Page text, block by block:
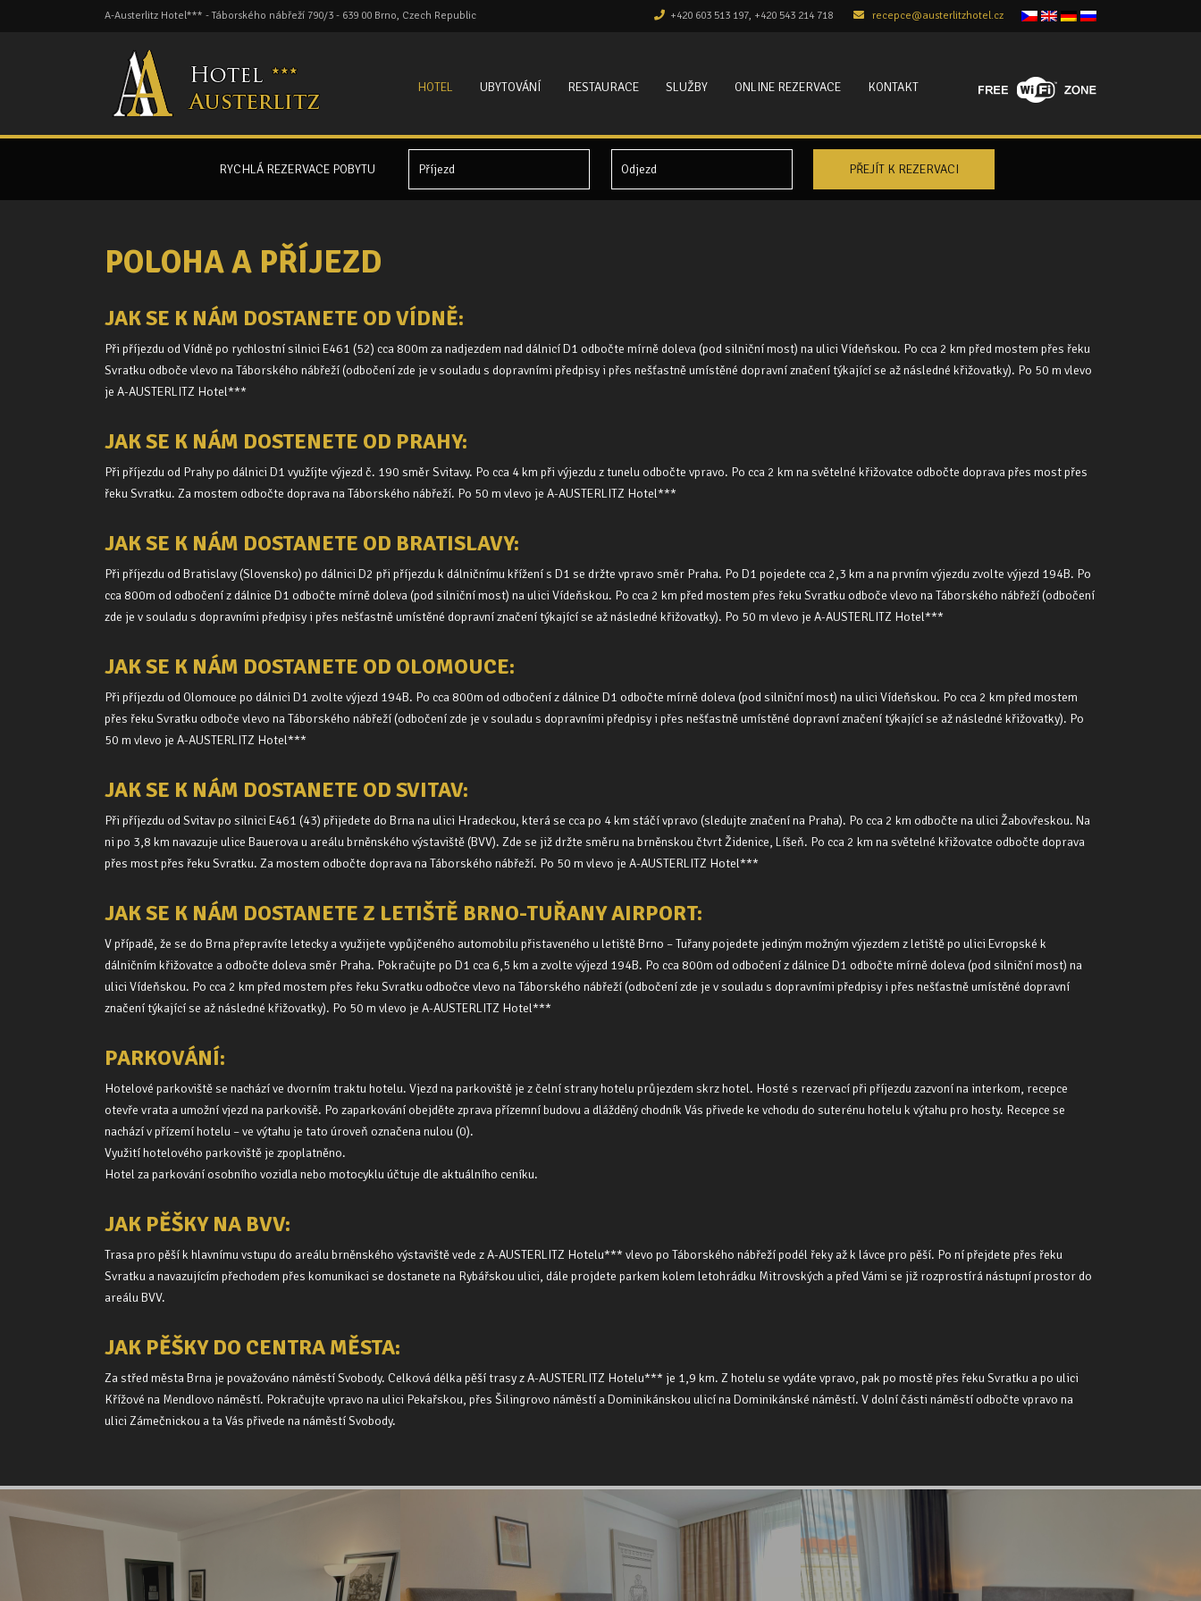
A-Austerlitz Hotel*** - Táborského nábřeží 790/3 - 639 00 Brno, Czech Republic +420 603 513 197, +420 543 214 718 recepce@austerlitzhotel.cz
HOTEL UBYTOVÁNÍ RESTAURACE SLUŽBY ONLINE REZERVACE KONTAKT
RYCHLÁ REZERVACE POBYTU
POLOHA A PŘÍJEZD
JAK SE K NÁM DOSTANETE OD VÍDNĚ:
Při příjezdu od Vídně po rychlostní silnici E461 (52) cca 800m za nadjezdem nad dálnicí D1 odbočte mírně doleva (pod silniční most) na ulici Vídeňskou. Po cca 2 km před mostem přes řeku
Svratku odboče vlevo na Táborského nábřeží (odbočení zde je v souladu s dopravními předpisy i přes nešťastně umístěné dopravní značení týkající se až následné křižovatky). Po 50 m vlevo
je A-AUSTERLITZ Hotel***
JAK SE K NÁM DOSTENETE OD PRAHY:
Při příjezdu od Prahy po dálnici D1 využíjte výjezd č. 190 směr Svitavy. Po cca 4 km při výjezdu z tunelu odbočte vpravo. Po cca 2 km na světelné křižovatce odbočte doprava přes most přes
řeku Svratku. Za mostem odbočte doprava na Táborského nábřeží. Po 50 m vlevo je A-AUSTERLITZ Hotel***
JAK SE K NÁM DOSTANETE OD BRATISLAVY:
Při příjezdu od Bratislavy (Slovensko) po dálnici D2 při příjezdu k dálničnímu křížení s D1 se držte vpravo směr Praha. Po D1 pojedete cca 2,3 km a na prvním výjezdu zvolte výjezd 194B. Po
cca 800m od odbočení z dálnice D1 odbočte mírně doleva (pod silniční most) na ulici Vídeňskou. Po cca 2 km před mostem přes řeku Svratku odboče vlevo na Táborského nábřeží (odbočení
zde je v souladu s dopravními předpisy i přes nešťastně umístěné dopravní značení týkající se až následné křižovatky). Po 50 m vlevo je A-AUSTERLITZ Hotel***
JAK SE K NÁM DOSTANETE OD OLOMOUCE:
Při příjezdu od Olomouce po dálnici D1 zvolte výjezd 194B. Po cca 800m od odbočení z dálnice D1 odbočte mírně doleva (pod silniční most) na ulici Vídeňskou. Po cca 2 km před mostem
přes řeku Svratku odboče vlevo na Táborského nábřeží (odbočení zde je v souladu s dopravními předpisy i přes nešťastně umístěné dopravní značení týkající se až následné křižovatky). Po
50 m vlevo je A-AUSTERLITZ Hotel***
JAK SE K NÁM DOSTANETE OD SVITAV:
Při příjezdu od Svitav po silnici E461 (43) přijedete do Brna na ulici Hradeckou, která se cca po 4 km stáčí vpravo (sledujte značení na Praha). Po cca 2 km odbočte na ulici Žabovřeskou. Na
ni po 3,8 km navazuje ulice Bauerova u areálu brněnského výstaviště (BVV). Zde se již držte směru na brněnskou čtvrt Židenice, Líšeň. Po cca 2 km na světelné křižovatce odbočte doprava
přes most přes řeku Svratku. Za mostem odbočte doprava na Táborského nábřeží. Po 50 m vlevo je A-AUSTERLITZ Hotel***
JAK SE K NÁM DOSTANETE Z LETIŠTĚ BRNO-TUŘANY AIRPORT:
V případě, že se do Brna přepravíte letecky a využijete vypůjčeného automobilu přistaveného u letiště Brno – Tuřany pojedete jediným možným výjezdem z letiště po ulici Evropské k
dálničním křižovatce a odbočte doleva směr Praha. Pokračujte po D1 cca 6,5 km a zvolte výjezd 194B. Po cca 800m od odbočení z dálnice D1 odbočte mírně doleva (pod silniční most) na
ulici Vídeňskou. Po cca 2 km před mostem přes řeku Svratku odbočce vlevo na Táborského nábřeží (odbočení zde je v souladu s dopravními předpisy i přes nešťastně umístěné dopravní
značení týkající se až následné křižovatky). Po 50 m vlevo je A-AUSTERLITZ Hotel***
PARKOVÁNÍ:
Hotelové parkoviště se nachází ve dvorním traktu hotelu. Vjezd na parkoviště je z čelní strany hotelu průjezdem skrz hotel. Hosté s rezervací při příjezdu zazvoní na interkom, recepce
otevře vrata a umožní vjezd na parkovišě. Po zaparkování obejděte zprava přízemní budovu a dlážděný chodník Vás přivede ke vchodu do suterénu hotelu k výtahu pro hosty. Recepce se
nachází v přízemí hotelu – ve výtahu je tato úroveň označena nulou (0).
Využití hotelového parkoviště je zpoplatněno.
Hotel za parkování osobního vozidla nebo motocyklu účtuje dle aktuálního ceníku.
JAK PĚŠKY NA BVV:
Trasa pro pěší k hlavnímu vstupu do areálu brněnského výstaviště vede z A-AUSTERLITZ Hotelu*** vlevo po Táborského nábřeží podél řeky až k lávce pro pěší. Po ní přejdete přes řeku
Svratku a navazujícím přechodem přes komunikaci se dostanete na Rybářskou ulici, dále projdete parkem kolem letohrádku Mitrovských a před Vámi se již rozprostírá nástupní prostor do
areálu BVV.
JAK PĚŠKY DO CENTRA MĚSTA:
Za střed města Brna je považováno náměstí Svobody. Celková délka pěší trasy z A-AUSTERLITZ Hotelu*** je 1,9 km. Z hotelu se vydáte vpravo, pak po mostě přes řeku Svratku a po ulici
Křížové na Mendlovo náměstí. Pokračujte vpravo na ulici Pekařskou, přes Šilingrovo náměstí a Dominikánskou ulicí na Dominikánské náměstí. V dolní části náměstí odbočte vpravo na
ulici Zámečnickou a ta Vás přivede na náměstí Svobody.